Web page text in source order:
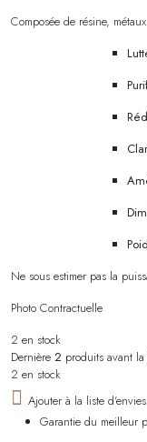
Composée de résine,
Ne sous estimer pas la
Photo Contractuelle
2 en stock
Dernière 2 produits avant
2 en stock
Ajouter à la liste d'envies
Garantie du meilleur